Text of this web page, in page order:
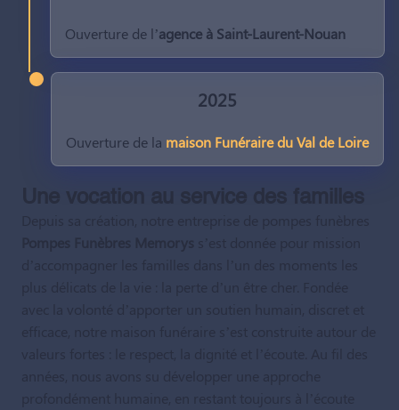
Ouverture de l’agence à Saint-Laurent-Nouan
2025
Ouverture de la maison Funéraire du Val de Loire
Une vocation au service des familles
Depuis sa création, notre entreprise de pompes funèbres
Pompes Funèbres Memorys
s’est donnée pour mission
d’accompagner les familles dans l’un des moments les
plus délicats de la vie : la perte d’un être cher. Fondée
avec la volonté d’apporter un soutien humain, discret et
efficace, notre maison funéraire s’est construite autour de
valeurs fortes : le respect, la dignité et l’écoute. Au fil des
années, nous avons su développer une approche
profondément humaine, en restant toujours à l’écoute